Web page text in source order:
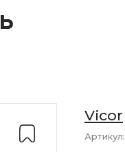
Vicor
Артикул: